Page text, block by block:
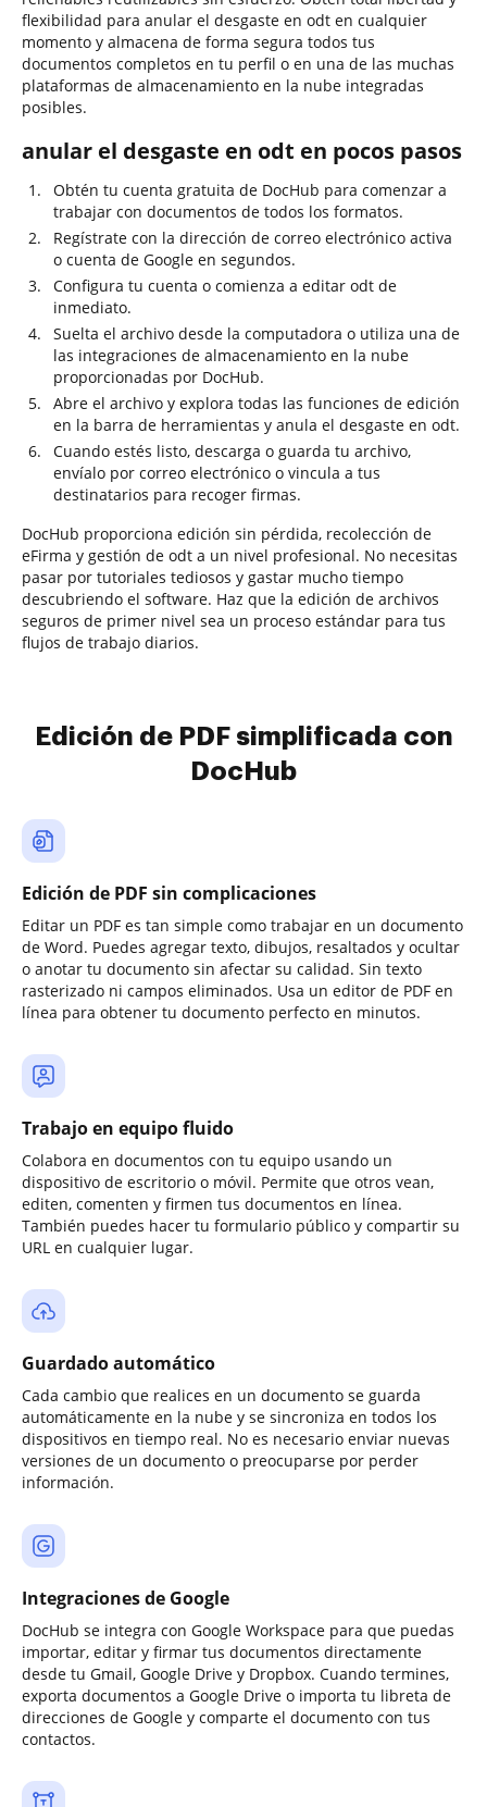
flexibilidad para anular el desgaste en odt en cualquier
momento y almacena de forma segura todos tus
documentos completos en tu perfil o en una de las muchas
plataformas de almacenamiento en la nube integradas
posibles.
anular el desgaste en odt en pocos pasos
Obtén tu cuenta gratuita de DocHub para comenzar a
trabajar con documentos de todos los formatos.
Regístrate con la dirección de correo electrónico activa
o cuenta de Google en segundos.
Configura tu cuenta o comienza a editar odt de
inmediato.
Suelta el archivo desde la computadora o utiliza una de
las integraciones de almacenamiento en la nube
proporcionadas por DocHub.
Abre el archivo y explora todas las funciones de edición
en la barra de herramientas y anula el desgaste en odt.
Cuando estés listo, descarga o guarda tu archivo,
envíalo por correo electrónico o vincula a tus
destinatarios para recoger firmas.
DocHub proporciona edición sin pérdida, recolección de
eFirma y gestión de odt a un nivel profesional. No necesitas
pasar por tutoriales tediosos y gastar mucho tiempo
descubriendo el software. Haz que la edición de archivos
seguros de primer nivel sea un proceso estándar para tus
flujos de trabajo diarios.
Edición de PDF simplificada con
DocHub
Edición de PDF sin complicaciones
Editar un PDF es tan simple como trabajar en un documento
de Word. Puedes agregar texto, dibujos, resaltados y ocultar
o anotar tu documento sin afectar su calidad. Sin texto
rasterizado ni campos eliminados. Usa un editor de PDF en
línea para obtener tu documento perfecto en minutos.
Trabajo en equipo fluido
Colabora en documentos con tu equipo usando un
dispositivo de escritorio o móvil. Permite que otros vean,
editen, comenten y firmen tus documentos en línea.
También puedes hacer tu formulario público y compartir su
URL en cualquier lugar.
Guardado automático
Cada cambio que realices en un documento se guarda
automáticamente en la nube y se sincroniza en todos los
dispositivos en tiempo real. No es necesario enviar nuevas
versiones de un documento o preocuparse por perder
información.
Integraciones de Google
DocHub se integra con Google Workspace para que puedas
importar, editar y firmar tus documentos directamente
desde tu Gmail, Google Drive y Dropbox. Cuando termines,
exporta documentos a Google Drive o importa tu libreta de
direcciones de Google y comparte el documento con tus
contactos.